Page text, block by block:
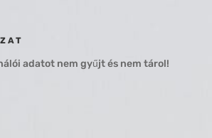
adatot nem gyűjt és nem tárol!